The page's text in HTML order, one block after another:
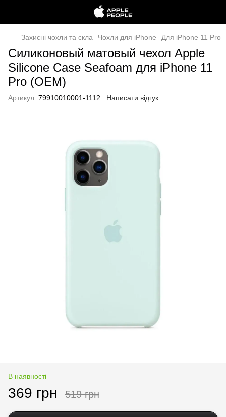
Захисні чохли та скла Чохли для iPhone Для iPhone 11 Pro
Силиконовый матовый чехол Apple
Silicone Case Seafoam для iPhone 11
Pro (OEM)
Артикул: 79910010001-1112 Написати відгук
В наявності
369 грн 519 грн